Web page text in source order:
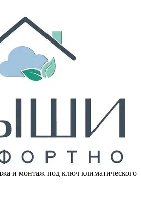
и монтаж под ключ климатического